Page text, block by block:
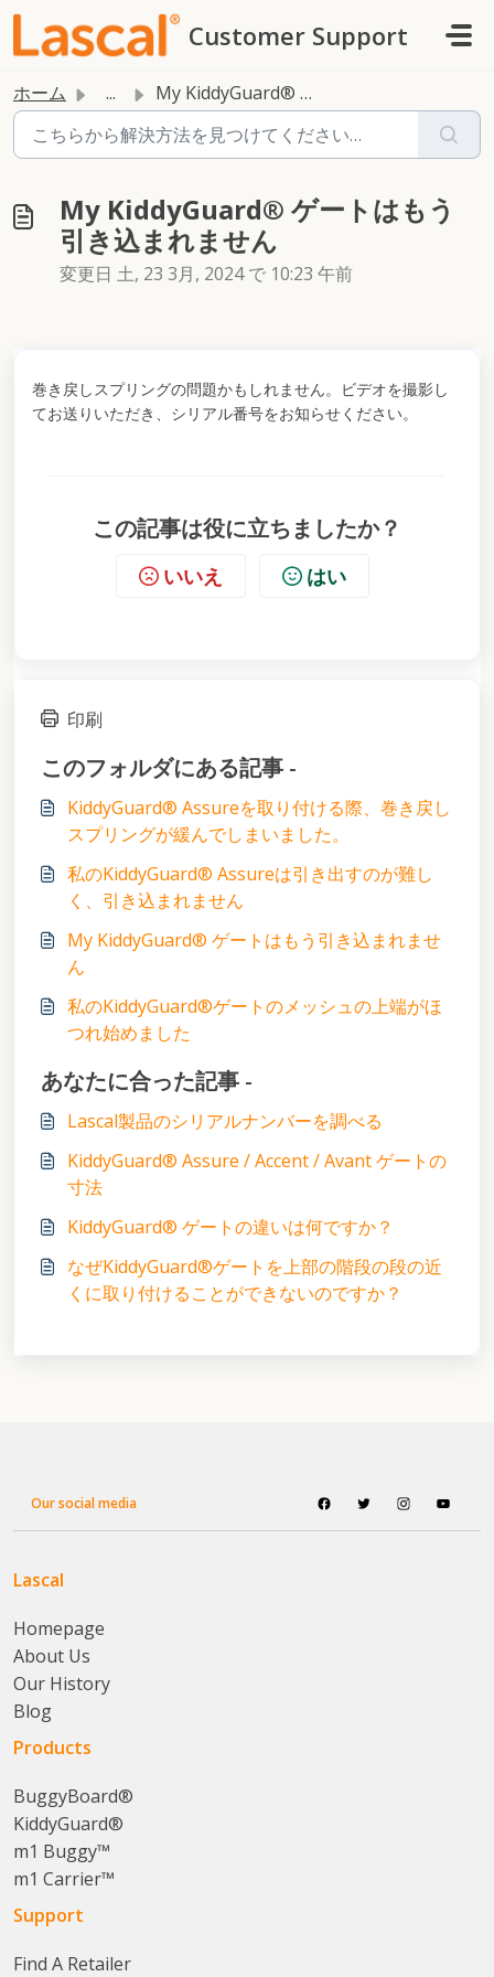
メインコンテンツに移動
Customer Support
ホーム ... My KiddyGuard® ゲートはもう引き込まれません
My KiddyGuard® ゲートはもう
引き込まれません
変更日 土, 23 3月, 2024 で 10:23 午前
巻き戻しスプリングの問題かもしれません。ビデオを撮影し
てお送りいただき、シリアル番号をお知らせください。
この記事は役に立ちましたか？
いいえ はい
印刷
このフォルダにある記事 -
KiddyGuard® Assureを取り付ける際、巻き戻し
スプリングが緩んでしまいました。
私のKiddyGuard® Assureは引き出すのが難し
く、引き込まれません
My KiddyGuard® ゲートはもう引き込まれませ
ん
私のKiddyGuard®ゲートのメッシュの上端がほ
つれ始めました
あなたに合った記事 -
Lascal製品のシリアルナンバーを調べる
KiddyGuard® Assure / Accent / Avant ゲートの
寸法
KiddyGuard® ゲートの違いは何ですか？
なぜKiddyGuard®ゲートを上部の階段の段の近
くに取り付けることができないのですか？
Our social media
Lascal
Homepage
About Us
Our History
Blog
Products
BuggyBoard®
KiddyGuard®
m1 Buggy™
m1 Carrier™
Support
Find A Retailer